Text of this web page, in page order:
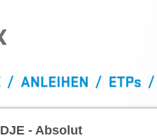
DJE - Absolut